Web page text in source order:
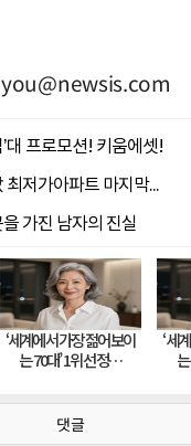
you@newsis.com
댓글